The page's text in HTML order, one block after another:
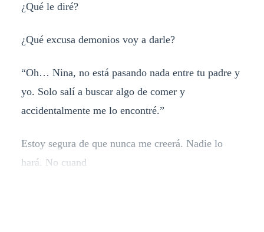
¿Qué le diré?
¿Qué excusa demonios voy a darle?
“Oh… Nina, no está pasando nada entre tu padre y
yo. Solo salí a buscar algo de comer y
accidentalmente me lo encontré.”
Estoy segura de que nunca me creerá. Nadie lo
hará. No cuand